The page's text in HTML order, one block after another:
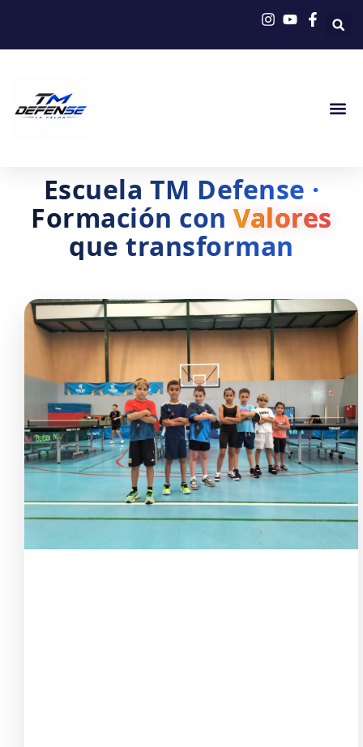
contenido
Escuela TM Defense ·
Formación conValores
que transforman